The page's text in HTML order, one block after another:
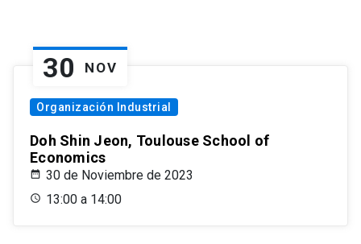
30 NOV
Organización Industrial
Doh Shin Jeon, Toulouse School of
Economics
30 de Noviembre de 2023
13:00 a 14:00